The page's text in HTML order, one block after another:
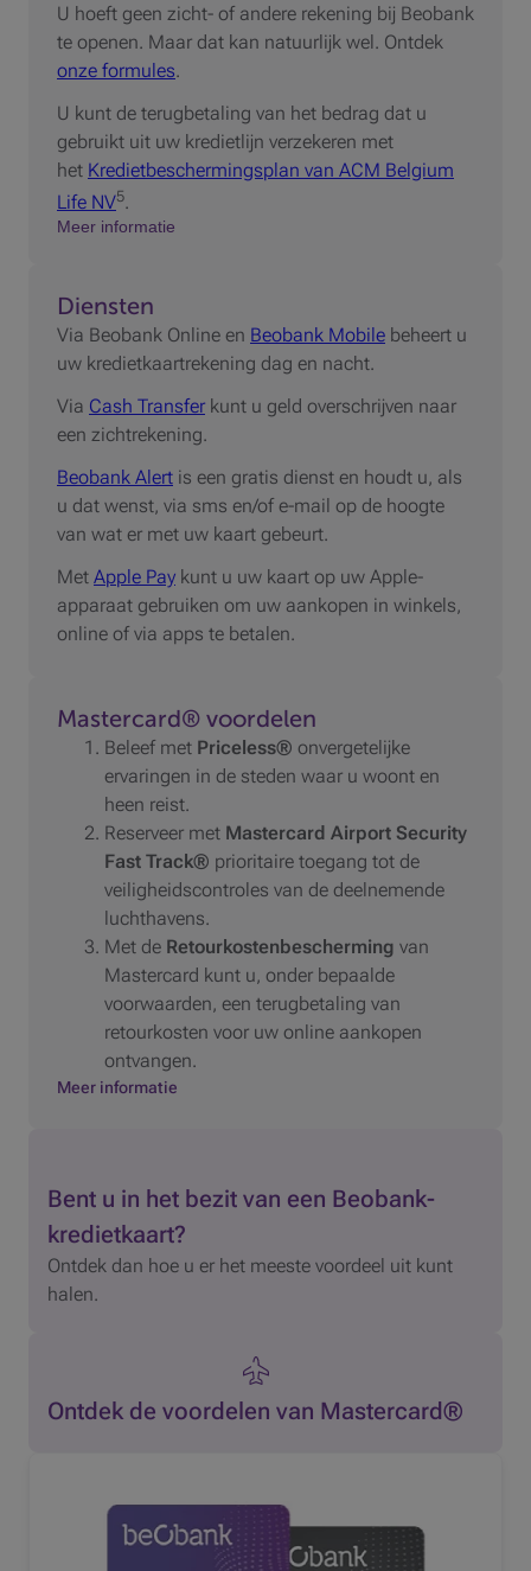
U hoeft geen zicht- of andere rekening bij Beobank
te openen. Maar dat kan natuurlijk wel. Ontdek
onze formules.
U kunt de terugbetaling van het bedrag dat u
gebruikt uit uw kredietlijn verzekeren met
het Kredietbeschermingsplan van ACM Belgium
Life NV5.
Meer informatie
Diensten
Via Beobank Online en Beobank Mobile beheert u
uw kredietkaartrekening dag en nacht.
Via Cash Transfer kunt u geld overschrijven naar
een zichtrekening.
Beobank Alert is een gratis dienst en houdt u, als
u dat wenst, via sms en/of e-mail op de hoogte
van wat er met uw kaart gebeurt.
Met Apple Pay kunt u uw kaart op uw Apple-
apparaat gebruiken om uw aankopen in winkels,
online of via apps te betalen.
Mastercard® voordelen
Beleef met Priceless® onvergetelijke
ervaringen in de steden waar u woont en
heen reist.
Reserveer met Mastercard Airport Security
Fast Track® prioritaire toegang tot de
veiligheidscontroles van de deelnemende
luchthavens.
Met de Retourkostenbescherming van
Mastercard kunt u, onder bepaalde
voorwaarden, een terugbetaling van
retourkosten voor uw online aankopen
ontvangen.
Meer informatie
Bent u in het bezit van een Beobank-
kredietkaart?
Ontdek dan hoe u er het meeste voordeel uit kunt
halen.
Ontdek de voordelen van Mastercard®